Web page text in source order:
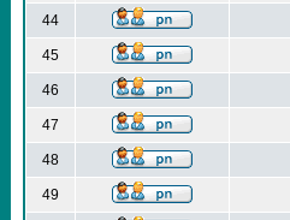
44
45
46
47
48
49